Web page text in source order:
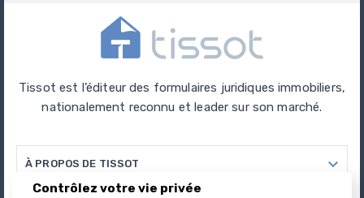
Tissot est l’éditeur des formulaires juridiques immobiliers,
nationalement reconnu et leader sur son marché.
À PROPOS DE TISSOT 
Contrôlez votre vie privée